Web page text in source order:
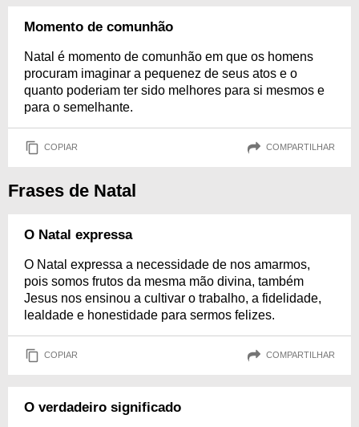
Momento de comunhão
Natal é momento de comunhão em que os homens
procuram imaginar a pequenez de seus atos e o
quanto poderiam ter sido melhores para si mesmos e
para o semelhante.
COPIAR COMPARTILHAR
Frases de Natal
O Natal expressa
O Natal expressa a necessidade de nos amarmos,
pois somos frutos da mesma mão divina, também
Jesus nos ensinou a cultivar o trabalho, a fidelidade,
lealdade e honestidade para sermos felizes.
COPIAR COMPARTILHAR
O verdadeiro significado